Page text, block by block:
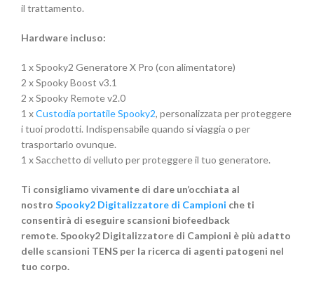
il trattamento.
Hardware incluso:
1 x Spooky2 Generatore X Pro (con alimentatore)
2 x Spooky Boost v3.1
2 x Spooky Remote v2.0
1 xCustodia portatile Spooky2, personalizzata per proteggere
i tuoi prodotti. Indispensabile quando si viaggia o per
trasportarlo ovunque.
1 x Sacchetto di velluto per proteggere il tuo generatore.
Ti consigliamo vivamente di dare un’occhiata al
nostro Spooky2 Digitalizzatore di Campioni che ti
consentirà di eseguire scansioni biofeedback
remote. Spooky2 Digitalizzatore di Campioni è più adatto
delle scansioni TENS per la ricerca di agenti patogeni nel
tuo corpo.